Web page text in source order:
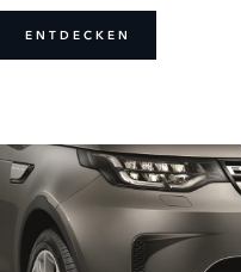
ENTDECKEN